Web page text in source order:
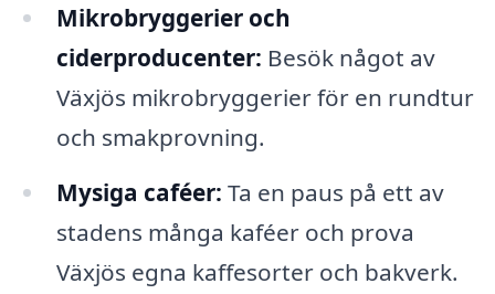
Mikrobryggerier och
ciderproducenter: Besök något av
Växjös mikrobryggerier för en rundtur
och smakprovning.
Mysiga caféer: Ta en paus på ett av
stadens många kaféer och prova
Växjös egna kaffesorter och bakverk.